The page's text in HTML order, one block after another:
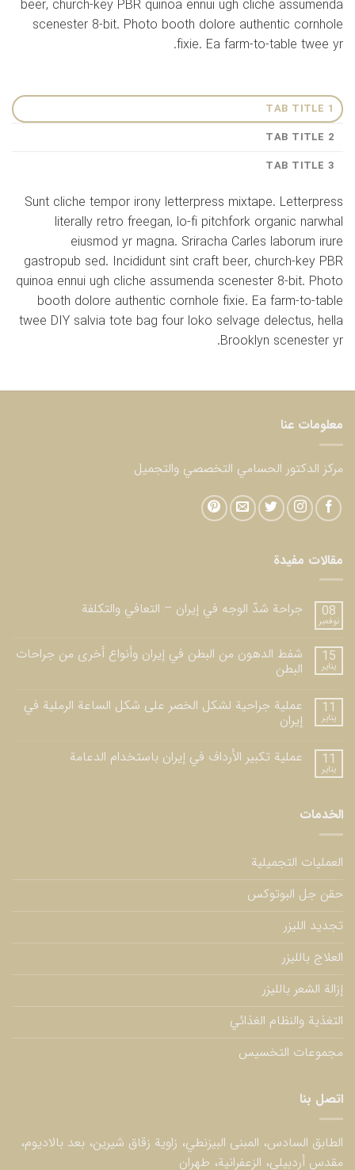
beer, church-key PBR quinoa ennui ugh cliche assumenda
scenester 8-bit. Photo booth dolore authentic cornhole
fixie. Ea farm-to-table twee yr.
TAB TITLE 1
TAB TITLE 2
TAB TITLE 3
Sunt cliche tempor irony letterpress mixtape. Letterpress
literally retro freegan, lo-fi pitchfork organic narwhal
eiusmod yr magna. Sriracha Carles laborum irure
gastropub sed. Incididunt sint craft beer, church-key PBR
quinoa ennui ugh cliche assumenda scenester 8-bit. Photo
booth dolore authentic cornhole fixie. Ea farm-to-table
twee DIY salvia tote bag four loko selvage delectus, hella
Brooklyn scenester yr.
معلومات عنا
مركز الدكتور الحسامي التخصصي والتجميل
مقالات مفيدة
08
نوفمبر
جراحة شدّ الوجه في إيران – التعافي والتكلفة
15
يناير
شفط الدهون من البطن في إيران وأنواع أخرى من جراحات
البطن
11
يناير
عملية جراحية لشكل الخصر على شكل الساعة الرملية في
إيران
11
يناير
عملية تكبير الأرداف في إيران باستخدام الدعامة
الخدمات
العمليات التجميلية
حقن جل البوتوكس
تجديد الليزر
العلاج بالليزر
إزالة الشعر بالليزر
التغذية والنظام الغذائي
مجموعات التخسيس
اتصل بنا
الطابق السادس، المبنى البيزنطي، زاوية زقاق شيرين، بعد بالاديوم،
مقدس أردبيلي، الزعفرانية، طهران